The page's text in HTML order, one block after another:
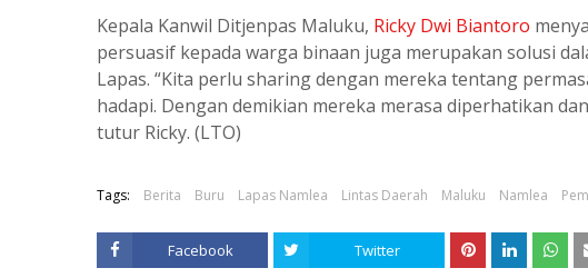
Kepala Kanwil Ditjenpas Maluku, Ricky Dwi Biantoro
persuasif kepada warga binaan juga merupakan solusi
Lapas. “Kita perlu sharing dengan mereka tentang
hadapi. Dengan demikian mereka merasa diperhatikan
tutur Ricky. (LTO)
Tags: Berita Buru Lapas Namlea Lintas Daerah Maluku Namlea
Facebook Twitter